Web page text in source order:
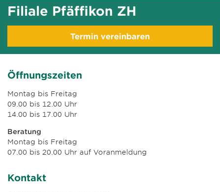
Filiale Pfäffikon ZH
Termin vereinbaren
Öffnungszeiten
Montag bis Freitag
09.00 bis 12.00 Uhr
14.00 bis 17.00 Uhr
Beratung
Montag bis Freitag
07.00 bis 20.00 Uhr auf Voranmeldung
Kontakt